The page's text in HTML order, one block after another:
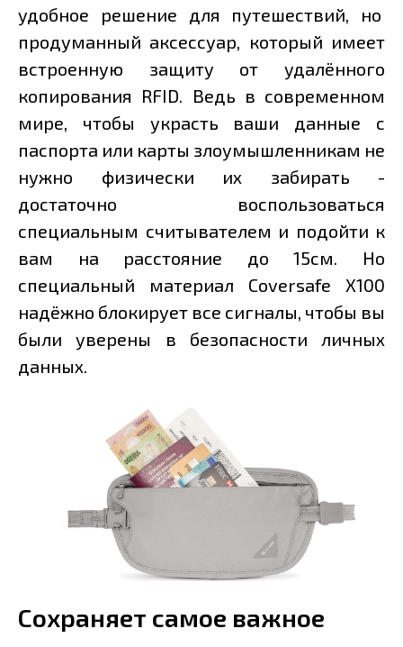
удобное решение для путешествий, но
продуманный аксессуар, который имеет
встроенную защиту от удалённого
копирования RFID. Ведь в современном
мире, чтобы украсть ваши данные с
паспорта или карты злоумышленникам не
нужно физически их забирать -
достаточно воспользоваться
специальным считывателем и подойти к
вам на расстояние до 15см. Но
специальный материал Coversafe X100
надёжно блокирует все сигналы, чтобы вы
были уверены в безопасности личных
данных.
Сохраняет самое важное